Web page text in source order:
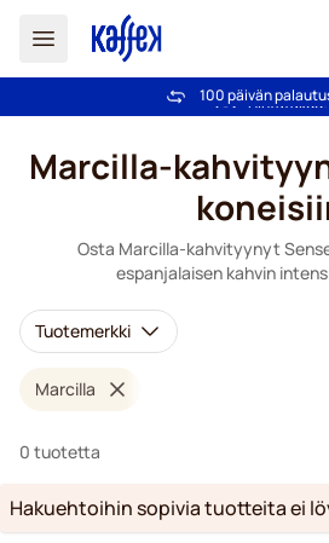
Ilmainen toimitus yli
100 päivän
Marcilla-
Osta Marcilla-kahvityynyt
espanjalaisen kahvin
Tuotemerkki
Marcilla
0 tuotetta
Hakuehtoihin sopivia tuotteita ei